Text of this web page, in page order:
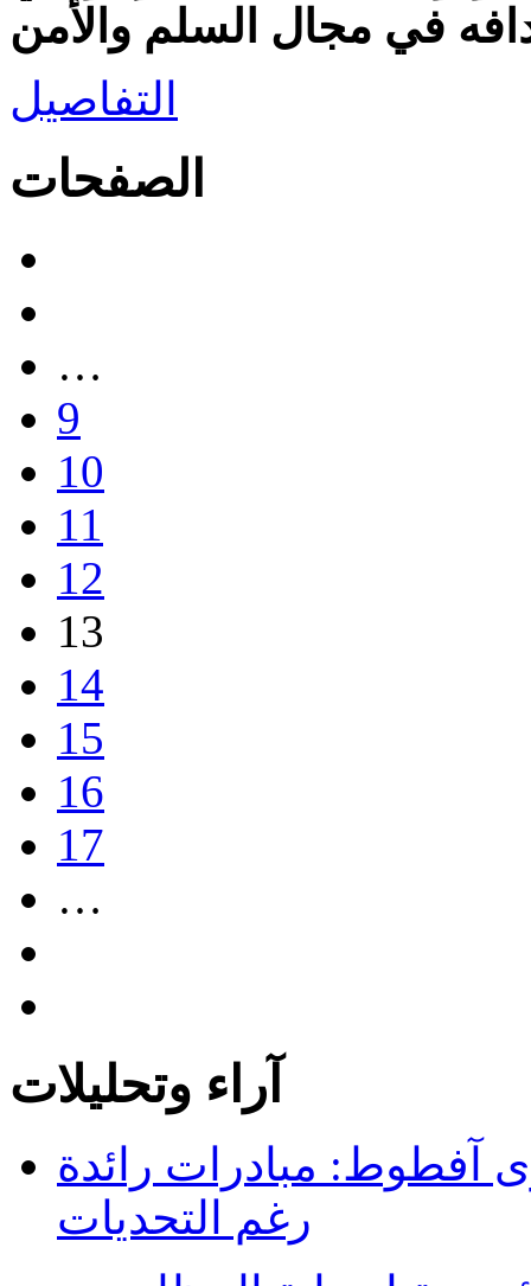
التفاصيل
الصفحات
…
9
10
11
12
13
14
15
16
17
…
آراء وتحليلات
آفطوط: مبادرات رائدة
رغم التحديات